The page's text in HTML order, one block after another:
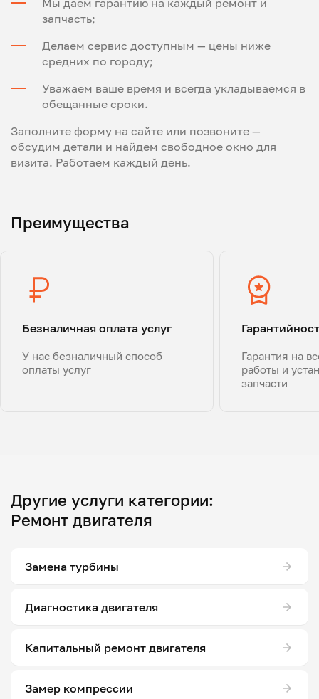
Мы даем гарантию на каждый ремонт и
запчасть;
Делаем сервис доступным — цены ниже
средних по городу;
Уважаем ваше время и всегда укладываемся в
обещанные сроки.
Заполните форму на сайте или позвоните —
обсудим детали и найдем свободное окно для
визита. Работаем каждый день.
Преимущества
Безналичная оплата услуг
У нас безналичный способ
оплаты услуг
Гарантия на
работы и
запчасти
Другие услуги категории:
Ремонт двигателя
Замена турбины
Диагностика двигателя
Капитальный ремонт двигателя
Замер компрессии